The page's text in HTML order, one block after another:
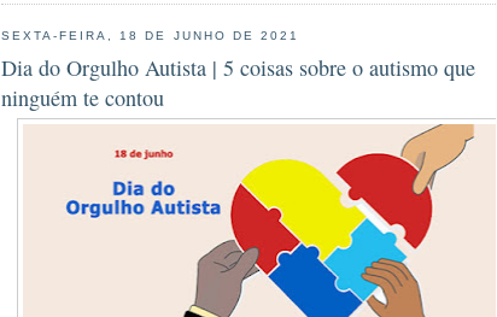
SEXTA-FEIRA, 18 DE JUNHO DE 2021
Dia do Orgulho Autista | 5 coisas sobre o autismo que
ninguém te contou